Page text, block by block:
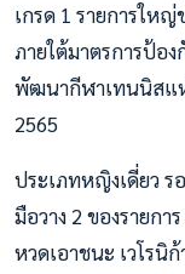
เกรด 1 รายการให
ภายใต้มาตรการป้อ
พัฒนากีฬาเทนนิสแห่
2565
ประเภทหญิงเดี่ยว ร
มือวาง 2 ของรายกา
หวดเอาชนะ เวโรนิ